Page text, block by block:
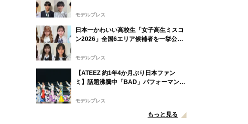
モデルプレス
日本一かわいい高校生「女子高生ミスコ
ン2026」全国6エリア候補者を一挙公開
モデルプレス
【ATEEZ 約1年4か月ぶり日本ファン
ミ】話題沸騰中「BAD」パフォーマンス
カバーまで
モデルプレス
もっと見る